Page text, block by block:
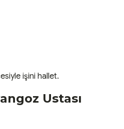
işini hallet.
Ustası